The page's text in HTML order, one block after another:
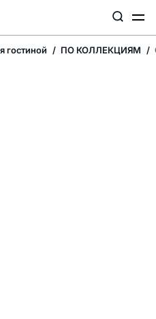
гостиной ПО КОЛЛЕКЦИЯМ